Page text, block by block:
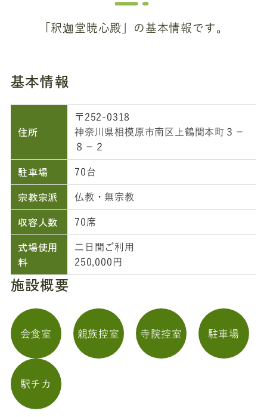
「釈迦堂暁心殿」の基本情報です。
基本情報
住所
〒252-0318
神奈川県相模原市南区上鶴間本町３－
８－２
駐車場 70台
宗教宗派 仏教・無宗教
収容人数 70席
式場使用
料
二日間ご利用
250,000円
施設概要
会食室 親族控室 寺院控室 駐車場
駅チカ